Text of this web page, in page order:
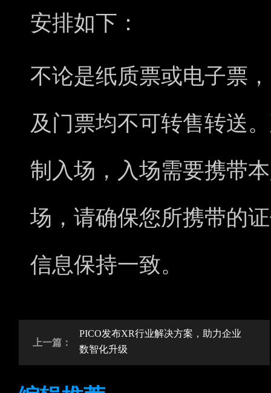
安排如下：
不论是纸质票或电子票
及门票均不可转售转送
制入场，入场需要携带
场，请确保您所携带的
信息保持一致。
上一篇：
PICO发布XR行业解决方案，助力企业
数智化升级